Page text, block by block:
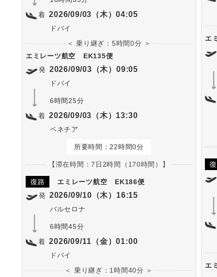
着 2026/09/03（木）04:05
ドバイ
＜ 乗り継ぎ：5時間0分 ＞
エミレーツ航空
EK135便
発 2026/09/03（木）09:05
ドバイ
6時間25分
着 2026/09/03（木）13:30
ベネチア
所要時間：22時間0分
【滞在時間：7日2時間（170時間）】
復路 エミレーツ航空
EK186便
発 2026/09/10（木）16:15
バルセロナ
6時間45分
着 2026/09/11（金）01:00
ドバイ
＜ 乗り継ぎ：1時間40分 ＞
エ
エ